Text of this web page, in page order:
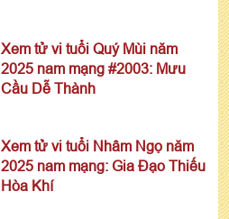
Xem tử vi tuổi Quý Mùi năm
2025 nam mạng #2003: Mưu
Cầu Dễ Thành
Xem tử vi tuổi Nhâm Ngọ năm
2025 nam mạng: Gia Đạo Thiếu
Hòa Khí